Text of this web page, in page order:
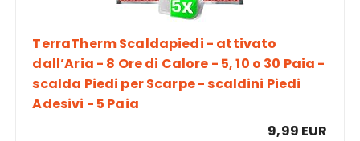
TerraTherm Scaldapiedi - attivato
dall’Aria - 8 Ore di Calore - 5, 10 o 30 Paia -
scalda Piedi per Scarpe - scaldini Piedi
Adesivi - 5 Paia
9,99 EUR